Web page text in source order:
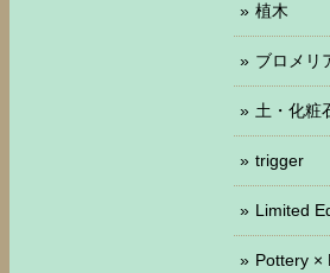
植木
ブロメリ
土・化粧
trigger
Limited
Pottery ×